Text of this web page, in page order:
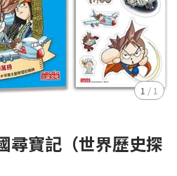
1 /1
尋寶記（世界歷史探